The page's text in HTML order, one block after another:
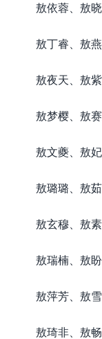
敖依蓉、敖
敖丁睿、敖
敖夜天、敖
敖梦樱、敖
敖文夔、敖
敖璐璐、敖
敖玄穆、敖
敖瑞楠、敖
敖萍芳、敖
敖琦非、敖